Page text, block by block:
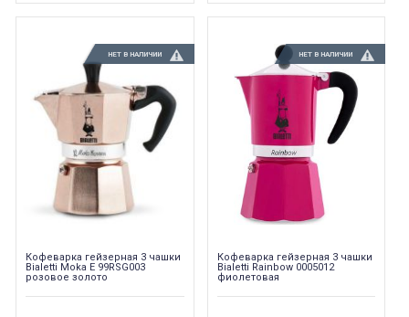
НЕТ В НАЛИЧИИ
Кофеварка гейзерная 3 чашки
Bialetti Moka E 99RSG003
розовое золото
НЕТ В НАЛИЧИИ
Кофеварка гейзерная 3 чашки
Bialetti Rainbow 0005012
фиолетовая